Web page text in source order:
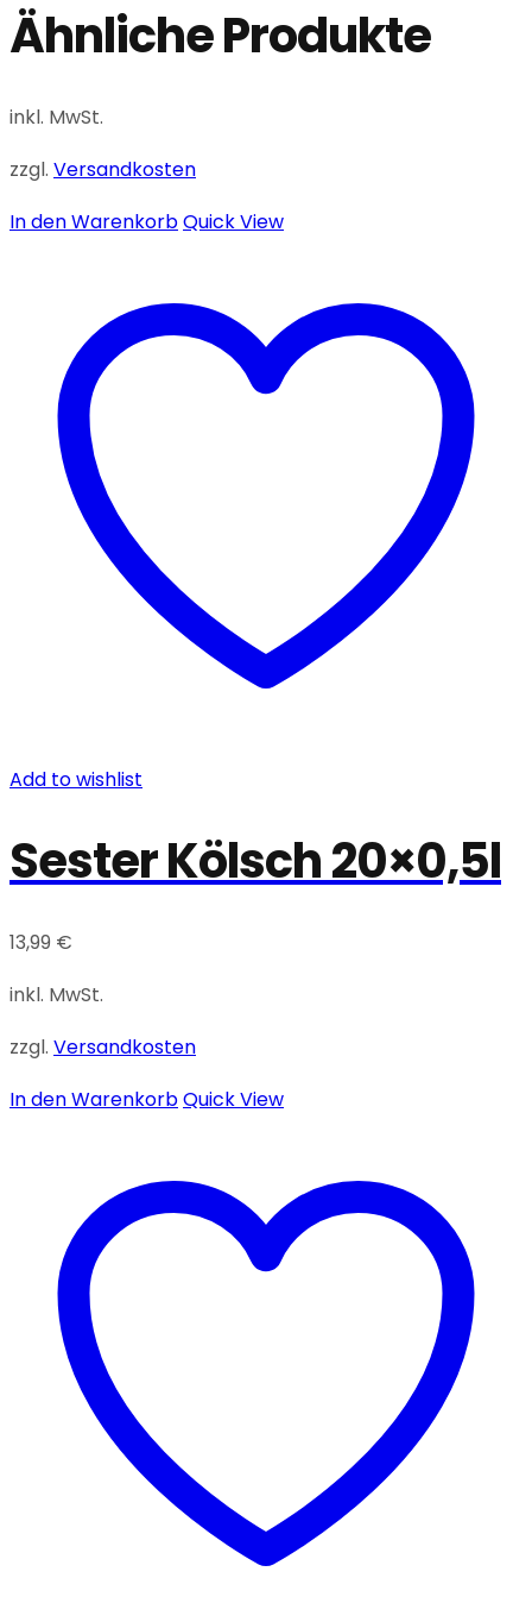
Ähnliche Produkte
inkl. MwSt.
zzgl. Versandkosten
In den WarenkorbQuick View
Add to wishlist
Sester Kölsch 20×0,5l
13,99 €
inkl. MwSt.
zzgl. Versandkosten
In den WarenkorbQuick View